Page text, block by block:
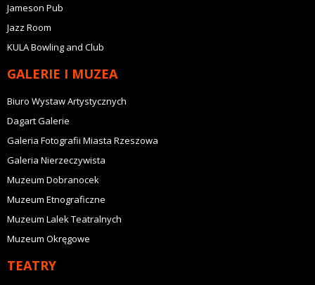
Jameson Pub
Jazz Room
KULA Bowling and Club
GALERIE I MUZEA
Biuro Wystaw Artystycznych
Dagart Galerie
Galeria Fotografii Miasta Rzeszowa
Galeria Nierzeczywista
Muzeum Dobranocek
Muzeum Etnograficzne
Muzeum Lalek Teatralnych
Muzeum Okręgowe
TEATRY